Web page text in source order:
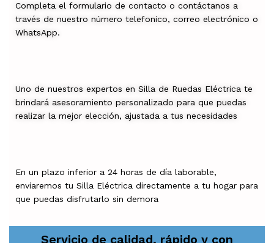
Completa el formulario de contacto o contáctanos a
través de nuestro número telefonico, correo electrónico o
WhatsApp.
Uno de nuestros expertos en Silla de Ruedas Eléctrica te
brindará asesoramiento personalizado para que puedas
realizar la mejor elección, ajustada a tus necesidades
En un plazo inferior a 24 horas de día laborable,
enviaremos tu Silla Eléctrica directamente a tu hogar para
que puedas disfrutarlo sin demora
Servicio de calidad, rápido y con